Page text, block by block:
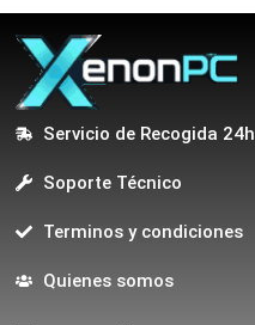
Servicio de Recogida 24h
Soporte Técnico
Terminos y condiciones
Quienes somos